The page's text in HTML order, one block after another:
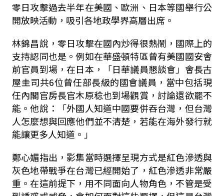
零日攻擊過去半年在美國、歐洲、日本等國舉行公
開放映活動，吸引各地政學界高層出席。
林錦昌說，零日攻擊在國內炒得很熱鬧，國際上的
支持認同也是。例如在華盛頓特區曾有美國國安會
前官員到場，在日本，「日華議員懇談會」會長古
屋圭司共6位曾任部長級的國會議員，當中包括現
任內閣官房長官木原稔也到場觀賞，討論還欲罷不
能。他說：「外國人知道中國要併吞台灣，但台灣
人怎麼想與回應他們並不清楚，若能在海外發行就
能讓更多人知道。」
鄭心媚指出，影集當時選擇呈現方式是紅色滲透與
灰色地帶戰爭在台灣已經開始了，紅色滲透非常嚴
重。在這前提下，用不同面向人物角色，不管是受